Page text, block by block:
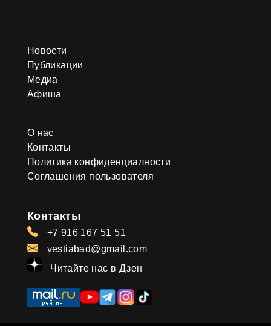
Новости
Публикации
Медиа
Афиша
О нас
Контакты
Политика конфиденциалности
Соглашения пользователя
Контакты
+7 916 167 51 51
vestiabad@gmail.com
Читайте нас в Дзен